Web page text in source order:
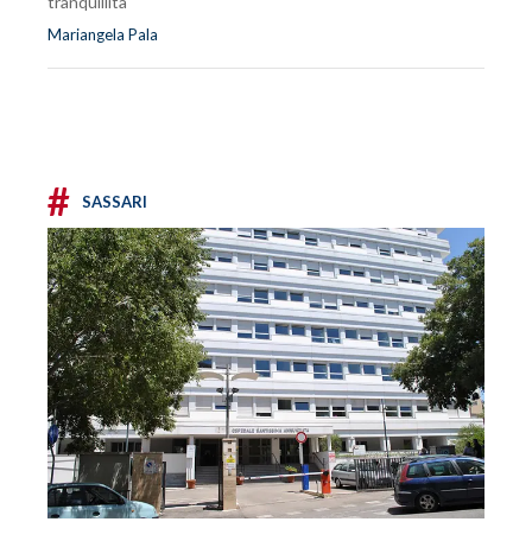
Mariangela Pala
# SASSARI